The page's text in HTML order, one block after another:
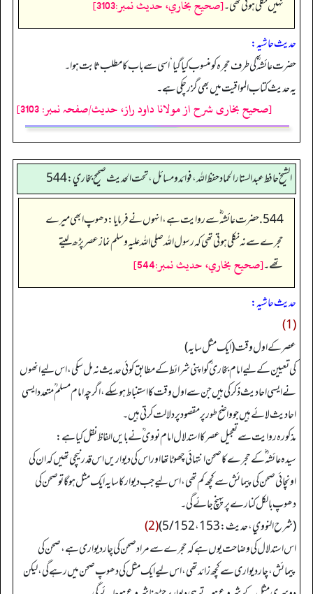
نہیں نکلی ہوتی تھی۔[صحيح بخاري، حديث نمبر:3103]
حدیث حاشیہ:
حضرت عائشہ ؓ کی طرف حجرہ کو منسوب کیا گیا‘ اسی سے باب کا مطلب ثابت ہوا۔
یہ حدیث کتاب المواقیت میں بھی گزر چکی ہے۔
[صحیح بخاری شرح از مولانا داود راز، حدیث/صفحہ نمبر: 3103]
الشيخ حافط عبدالستار الحماد حفظ الله، فوائد و مسائل، تحت الحديث صحيح بخاري:544
544. حضرت عائشہ‬ ؓ س‬ے روایت ہے، انہوں نے فرمایا: دھوپ ابھی میرے
حجرے سے نہ نکلی ہوتی تھی کہ رسول اللہ صلی اللہ علیہ وسلم نماز عصر پڑھ لیتے
تھے۔[صحيح بخاري، حديث نمبر:544]
حدیث حاشیہ:
(1)
عصر کے اول وقت (ایک مثل سایہ)
کی تعیین کے لیے امام بخاری ؒ کو اپنی شرائط کے مطابق کوئی حدیث نہ مل سکی، اس لیے انھوں
نے ایسی احادیث ذکر کی ہیں جن سے اول وقت کا استنباط ہوسکے، اگرچہ امام مسلم ؒ متعدد ایسی
احادیث لائے ہیں جو واضح طور پر مقصود پر دلالت کرتی ہیں۔
مذکورہ روایت سے تعجیل عصر کا استدلال امام نووی ؒ نے بایں الفاظ نقل کیا ہے:
سیدہ عائشہ ؓ کے حجرے کا صحن انتہائی چھوٹا تھا اور اس کی دیواریں اس قدر نیچی تھیں کہ ان کی
اونچائی صحن کی پیمائش سے کچھ کم تھی، اس لیے جب دیوار کا سایہ ایک مثل ہوگا تو صحن کی
دھوپ بالکل کنارے پر پہنچ جائے گی۔
(شرح النووي، حدیث: 5/152،153)
(2)
اس استدلال کی وضاحت یوں ہے کہ حجرے سے مراد صحن کی چار دیواری ہے، صحن کی
پیمائش، چار دیواری سے کچھ زائد تھی، اس لیے ایک مثل کی دھوپ صحن میں رہے گی، لیکن